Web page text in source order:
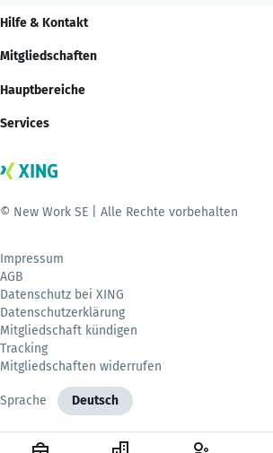
Hilfe & Kontakt
Mitgliedschaften
Hauptbereiche
Services
© New Work SE | Alle Rechte vorbehalten
Impressum
AGB
Datenschutz bei XING
Datenschutzerklärung
Mitgliedschaft kündigen
Tracking
Mitgliedschaften widerrufen
Sprache Deutsch